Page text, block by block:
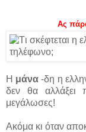
Ας
Η μάνα -δη η
δεν θα αλλάξει
μεγάλωσες!
Ακόμα κι όταν